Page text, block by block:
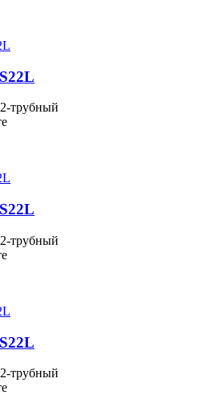
трубный
трубный
трубный